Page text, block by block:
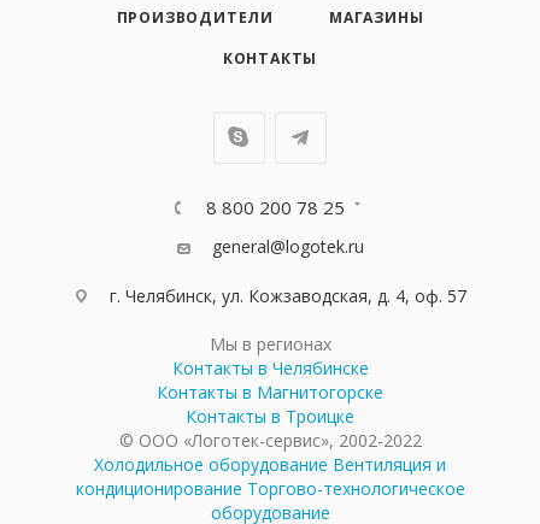
ПРОИЗВОДИТЕЛИ
МАГАЗИНЫ
КОНТАКТЫ
8 800 200 78 25
general@logotek.ru
г. Челябинск, ул. Кожзаводская, д. 4, оф. 57
Мы в регионах
Контакты в Челябинске
Контакты в Магнитогорске
Контакты в Троицке
© ООО «Логотек-сервис», 2002-2022
Холодильное оборудование Вентиляция и
кондиционирование Торгово-технологическое
оборудование